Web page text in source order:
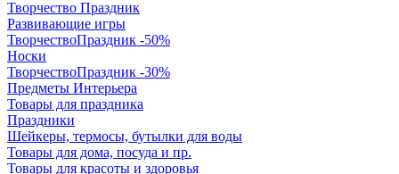
Творчество Праздник
Развивающие игры
ТворчествоПраздник -50%
Носки
ТворчествоПраздник -30%
Предметы Интерьера
Товары для праздника
Праздники
Шейкеры, термосы, бутылки для воды
Товары для дома, посуда и пр.
Товары для красоты и здоровья